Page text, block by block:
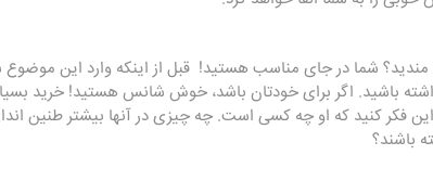
مندید؟ شما در جای مناسب هستید! قبل از اینکه وارد این
باشید. اگر برای خودتان باشد، خوش شانس هستید! خرید
فکر کنید که او چه کسی است. چه چیزی در آنها بیشتر طنین
باشند؟